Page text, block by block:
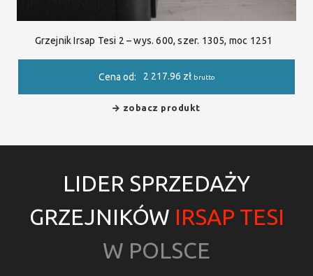
Grzejnik Irsap Tesi 2 – wys. 600, szer. 1305, moc 1251
Cena od: 2 217.96 zł brutto
zobacz produkt
LIDER SPRZEDAŻY
GRZEJNIKÓW IRSAP TESI
W POLSCE